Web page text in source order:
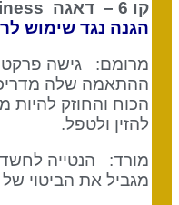
קו 6 – דאגה
הגנה נגד שימוש
מרומם: גישה
ההתאמה שלה
הכוח והחוזק להיות
להזין ולטפל.
מורד:
הנטייה
מגביל את הביטוי של